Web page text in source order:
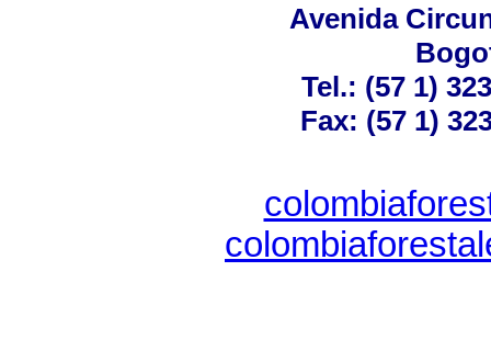
Avenida
Tel.: (57 1)
Fax: (57 1)